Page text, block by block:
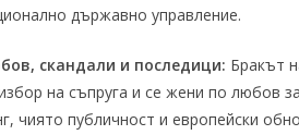
държавно управление.
скандали и последици: Бракът
на съпруга и се жени по любов
чиято публичност и европейски